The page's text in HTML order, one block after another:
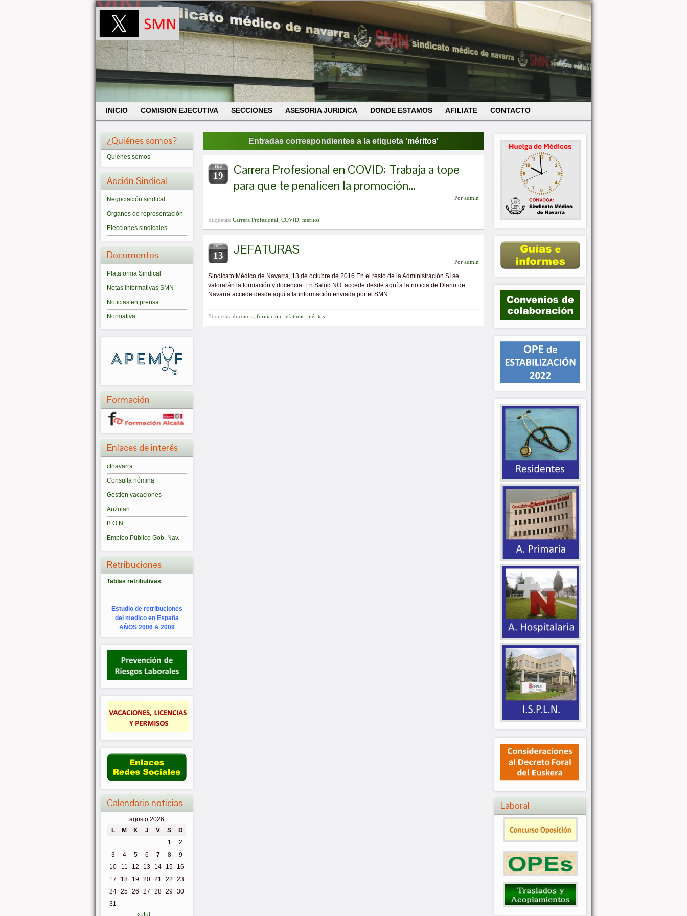
INICIO COMISION EJECUTIVA SECCIONES ASESORIA JURIDICA DONDE ESTAMOS AFILIATE CONTACTO
¿Quiénes somos?
Quienes somos
Acción Sindical
Negociación sindical
Órganos de representación
Elecciones sindicales
Documentos
Plataforma Sindical
Notas Informativas SMN
Noticias en prensa
Normativa
Formación
Enlaces de interés
cfnavarra
Consulta nómina
Gestión vacaciones
Auzolan
B.O.N.
Empleo Público Gob. Nav.
Retribuciones
Tablas retributivas
Estudio de retribuciones
del medico en España
AÑOS 2006 A 2009
Calendario noticias
agosto 2026
L
M X J V S
D
1
2
3
4 5 6 7 8
9
10
11 12 13 14 15
16
17
18 19 20 21 22
23
24 25 26 27 28 29 30
31
Entradas correspondientes a la etiqueta 'méritos'
FEB
19
Carrera Profesional en COVID: Trabaja a tope
para que te penalicen la promoción…
Por admin
Etiquetas: Carrera Profesional COVID méritos
OCT
13 JEFATURAS
Por admin
Sindicato Médico de Navarra, 13 de octubre de 2016 En el resto de la Administración SÍ se
valorarán la formación y docencia. En Salud NO. accede desde aquí a la noticia de Diario de
Navarra accede desde aquí a la información enviada por el SMN
Etiquetas: docencia formación jefaturas méritos
Laboral